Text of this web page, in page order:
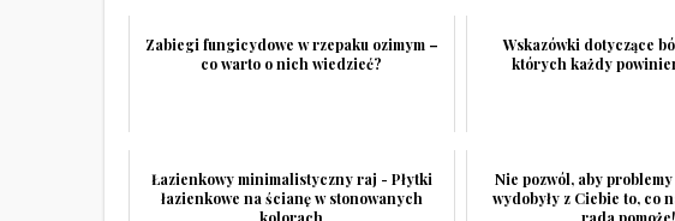
Zabiegi fungicydowe w rzepaku ozimym –
co warto o nich wiedzieć?
Wskazówki dotyczące
których każdy
Łazienkowy minimalistyczny raj - Płytki
łazienkowe na ścianę w stonowanych
Nie pozwól, aby
wydobyły z Ciebie to, co